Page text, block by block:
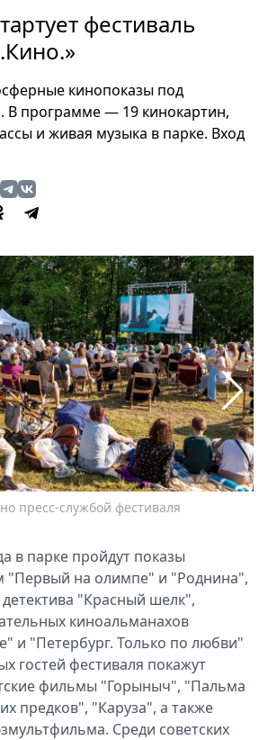
фестиваль
кинопоказы под
программе — 19 кинокартин,
и живая музыка в парке. Вход
пресс-службой фестиваля
в парке пройдут показы
"Первый на олимпе" и "Роднина",
"Красный шелк",
киноальманахов
и "Петербург. Только по любви"
гостей фестиваля покажут
фильмы "Горыныч", "Пальма
предков", "Каруза", а также
Среди советских